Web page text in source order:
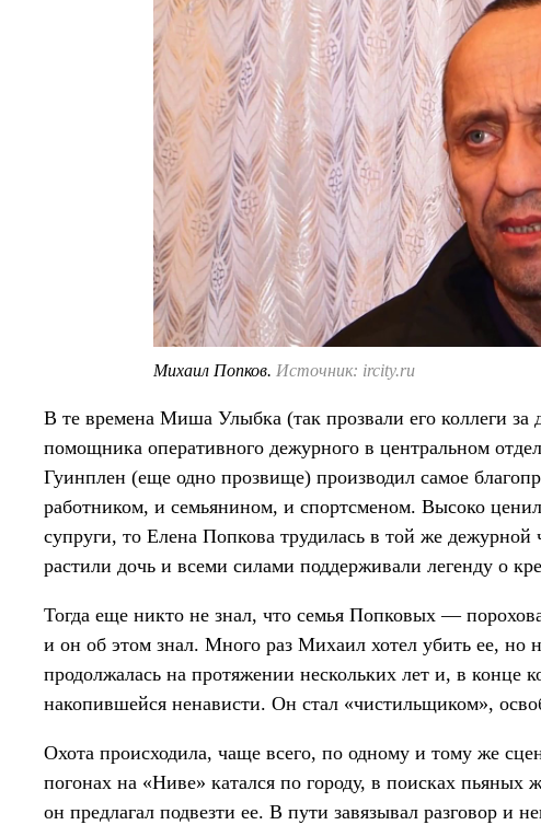
Михаил Попков. Источник: ircity.ru
В те времена Миша Улыбка (так прозвали его коллеги за
помощника оперативного дежурного в центральном
Гуинплен (еще одно прозвище) производил самое
работником, и семьянином, и спортсменом. Высоко
супруги, то Елена Попкова трудилась в той же
растили дочь и всеми силами поддерживали легенду о
Тогда еще никто не знал, что семья Попковых —
и он об этом знал. Много раз Михаил хотел убить ее, но
продолжалась на протяжении нескольких лет и, в
накопившейся ненависти. Он стал «чистильщиком»,
Охота происходила, чаще всего, по одному и тому же
погонах на «Ниве» катался по городу, в поисках пьяных
он предлагал подвезти ее. В пути завязывал разговор и